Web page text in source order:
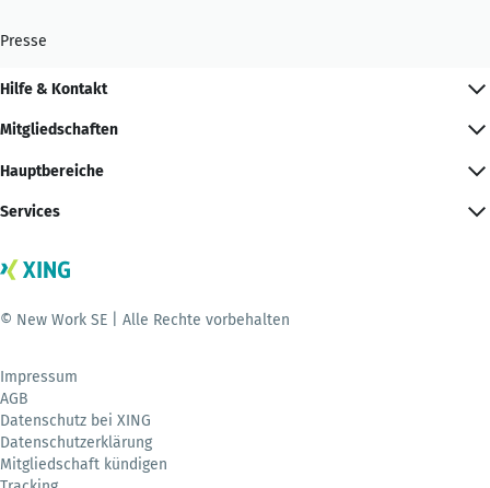
Presse
Hilfe & Kontakt
Mitgliedschaften
Hauptbereiche
Services
© New Work SE | Alle Rechte vorbehalten
Impressum
AGB
Datenschutz bei XING
Datenschutzerklärung
Mitgliedschaft kündigen